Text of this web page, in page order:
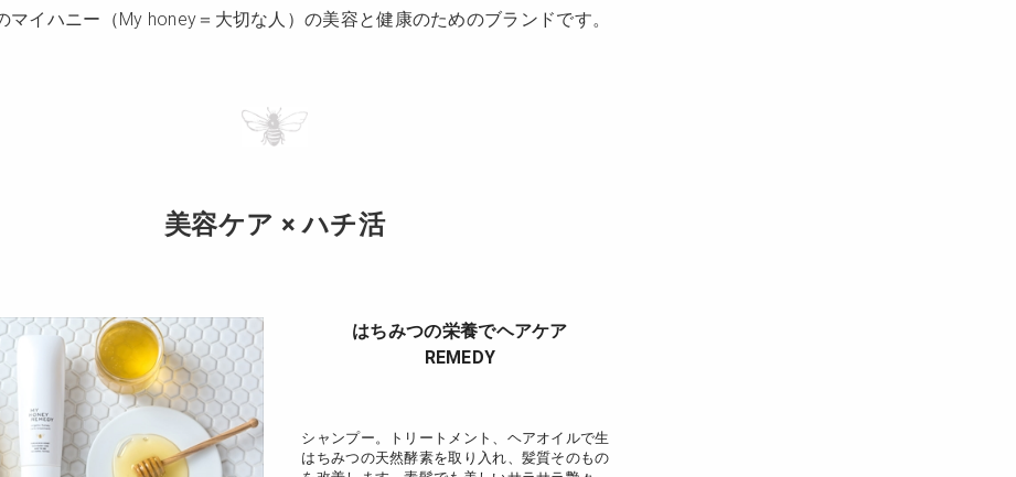
マイハニー（My honey＝大切な人）の美容と健康のためのブランドです。
美容ケア × ハチ活
はちみつの栄養でヘアケア
REMEDY
シャンプー。トリートメント、ヘアオイルで生
はちみつの天然酵素を取り入れ、髪質そのもの